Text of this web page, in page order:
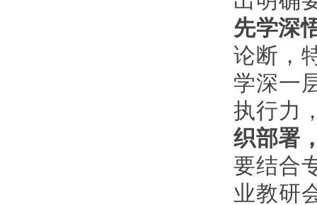
先学深
论断，
学深一
执行力
织部署
要结合
业教研